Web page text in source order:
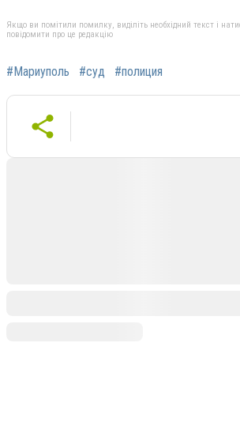
Якщо ви помітили помилку, виділіть необхідний текст і
повідомити про це редакцію
#Мариуполь #суд #полиция